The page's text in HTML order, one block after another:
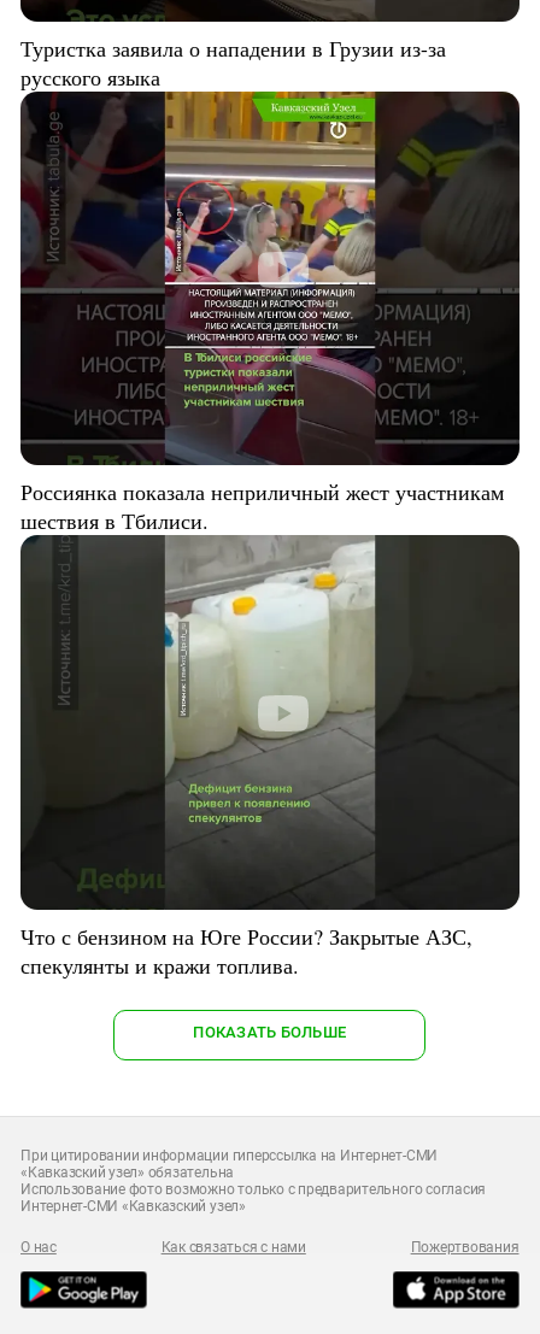
Туристка заявила о нападении в Грузии из-за
русского языка
Россиянка показала неприличный жест участникам
шествия в Тбилиси.
Что с бензином на Юге России? Закрытые АЗС,
спекулянты и кражи топлива.
ПОКАЗАТЬ БОЛЬШЕ
При цитировании информации гиперссылка на Интернет-СМИ
«Кавказский узел» обязательна
Использование фото возможно только с предварительного согласия
Интернет-СМИ «Кавказский узел»
О нас Как связаться с нами Пожертвования